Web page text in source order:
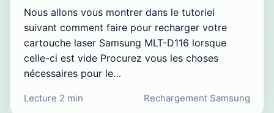
Nous allons vous montrer dans le tutoriel
suivant comment faire pour recharger votre
cartouche laser Samsung MLT-D116 lorsque
celle-ci est vide Procurez vous les choses
nécessaires pour le…
Lecture 2 min Rechargement Samsung